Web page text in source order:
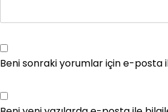
Beni sonraki yorumlar için e-posta